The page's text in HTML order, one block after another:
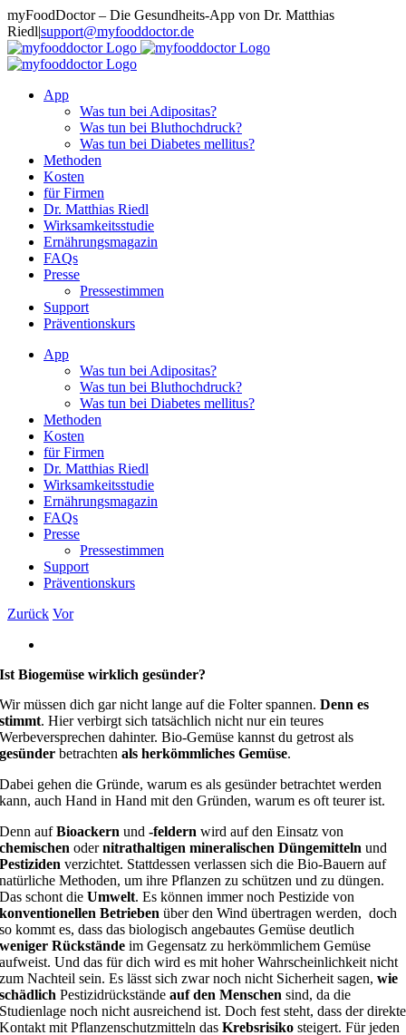
Zum
Inhalt
springen
myFoodDoctor – Die Gesundheits-App von Dr. Matthias
Riedl|support@myfooddoctor.de
E-
Mail
Facebook
Instagram
LinkedIn
App
Was tun bei Adipositas?
Was tun bei Bluthochdruck?
Was tun bei Diabetes mellitus?
Methoden
Kosten
für Firmen
Dr. Matthias Riedl
Wirksamkeitsstudie
Ernährungsmagazin
FAQs
Presse
Pressestimmen
Support
Präventionskurs
App
Was tun bei Adipositas?
Was tun bei Bluthochdruck?
Was tun bei Diabetes mellitus?
Methoden
Kosten
für Firmen
Dr. Matthias Riedl
Wirksamkeitsstudie
Ernährungsmagazin
FAQs
Presse
Pressestimmen
Support
Präventionskurs
Zurück Vor
Bild
Ist Biogemüse wirklich gesünder?
Wir müssen dich gar nicht lange auf die Folter spannen.Denn es
stimmt. Hier verbirgt sich tatsächlich nicht nur ein teures
Werbeversprechen dahinter. Bio-Gemüse kannst du getrost als
gesünderbetrachtenals herkömmliches Gemüse.
Dabei gehen die Gründe, warum es als gesünder betrachtet werden
kann, auch Hand in Hand mit den Gründen, warum es oft teurer ist.
Denn aufBioackern und-feldernwird auf den Einsatz von
chemischenodernitrathaltigen mineralischen Düngemittelnund
Pestizidenverzichtet. Stattdessen verlassen sich die Bio-Bauern auf
natürliche Methoden, um ihre Pflanzen zu schützen und zu düngen.
Das schont dieUmwelt. Es können immer noch Pestizide von
konventionellen Betriebenüber den Wind übertragen werden, doch
so kommt es, dass das biologisch angebautes Gemüse deutlich
weniger Rückständeim Gegensatz zu herkömmlichem Gemüse
aufweist. Und das für dich wird es mit hoher Wahrscheinlichkeit nicht
zum Nachteil sein. Es lässt sich zwar noch nicht Sicherheit sagen,wie
schädlichPestizidrückständeauf den Menschensind, da die
Studienlage noch nicht ausreichend ist. Doch fest steht, dass der direkte
Kontakt mit Pflanzenschutzmitteln dasKrebsrisikosteigert. Für jeden